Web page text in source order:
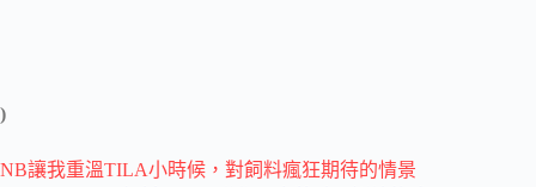
)
NB讓我重溫TILA小時候，對飼料瘋狂期待的情景